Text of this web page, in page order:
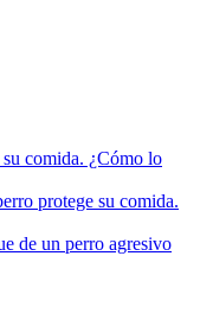
comida. ¿Cómo lo
protege su comida.
de un perro agresivo